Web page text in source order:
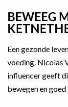
BEWEEG
Een gezonde
voeding. Nicolas
influencer geeft
bewegen en